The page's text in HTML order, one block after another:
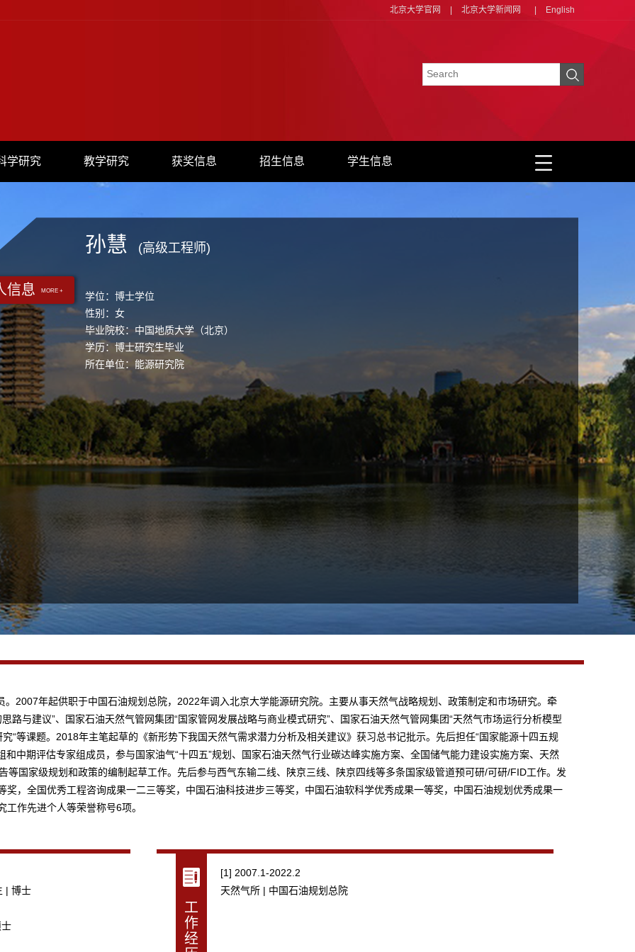
北京大学官网 北京大学新闻网 English
学研究 教学研究 获奖信息 招生信息 学生信息
信息 MORE +
孙慧 (高级工程师)
学位：博士学位
性别：女
毕业院校：中国地质大学（北京）
学历：博士研究生毕业
所在单位：能源研究院
2007年起供职于中国石油规划总院，2022年调入北京大学能源研究院。主要从事天然气战略规划、政策制定和市场研究。牵
路与建议”、国家石油天然气管网集团“国家管网发展战略与商业模式研究”、国家石油天然气管网集团“天然气市场运行分析模型
“等课题。2018年主笔起草的《新形势下我国天然气需求潜力分析及相关建议》获习总书记批示。先后担任“国家能源十四五规
和中期评估专家组成员，参与国家油气“十四五”规划、国家石油天然气行业碳达峰实施方案、全国储气能力建设实施方案、天然
等国家级规划和政策的编制起草工作。先后参与西气东输二线、陕京三线、陕京四线等多条国家级管道预可研/可研/FID工作。发
奖，全国优秀工程咨询成果一二三等奖，中国石油科技进步三等奖，中国石油软科学优秀成果一等奖，中国石油规划优秀成果一
作先进个人等荣誉称号6项。
| 博士
工
作
经
[1] 2007.1-2022.2
天然气所 | 中国石油规划总院